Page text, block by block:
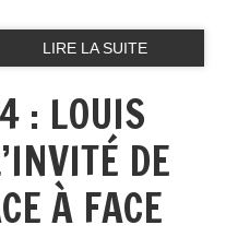
LIRE LA SUITE
: LOUIS
DE
À FACE